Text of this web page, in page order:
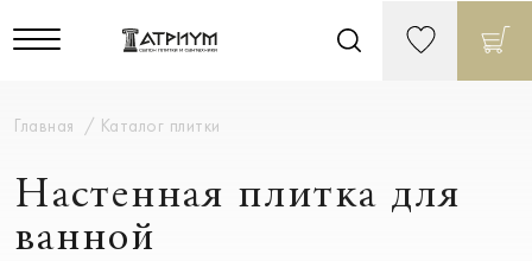
Главная Каталог плитки
Настенная плитка для
ванной